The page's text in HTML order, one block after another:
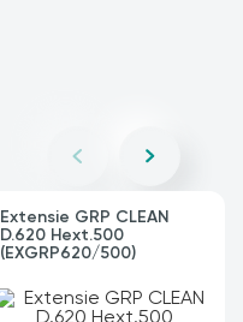
Extensie GRP CLEAN
D.620 Hext.500
(EXGRP620/500)